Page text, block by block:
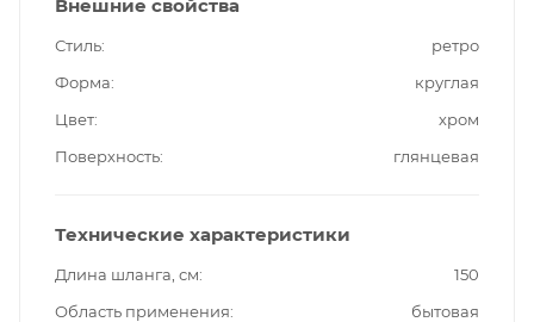
Внешние свойства
Стиль
ретро
Форма
круглая
Цвет
хром
Поверхность
глянцевая
Технические характеристики
Длина шланга, см
150
Область применения
бытовая